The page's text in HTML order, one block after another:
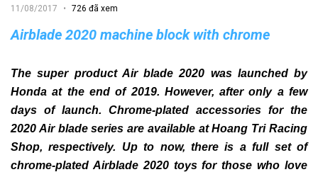
11/08/2017 726 đã xem
Airblade 2020 machine block with chrome
The super product Air blade 2020 was launched by
Honda at the end of 2019. However, after only a few
days of launch. Chrome-plated accessories for the
2020 Air blade series are available at Hoang Tri Racing
Shop, respectively. Up to now, there is a full set of
chrome-plated Airblade 2020 toys for those who love